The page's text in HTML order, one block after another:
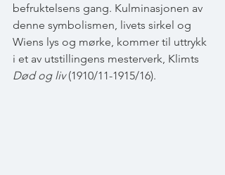
befruktelsens gang. Kulminasjonen av
denne symbolismen, livets sirkel og
Wiens lys og mørke, kommer til uttrykk
i et av utstillingens mesterverk, Klimts
Død og liv (1910/11-1915/16).